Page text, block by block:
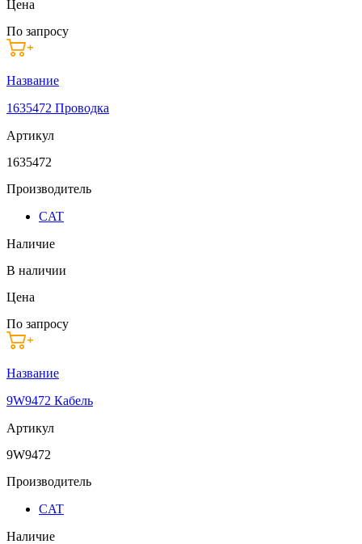
Цена
По запросу
Название
1635472 Проводка
Артикул
1635472
Производитель
CAT
Наличие
В наличии
Цена
По запросу
Название
9W9472 Кабель
Артикул
9W9472
Производитель
CAT
Наличие